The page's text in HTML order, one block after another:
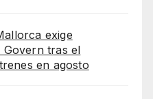
exige
Govern tras el
en agosto